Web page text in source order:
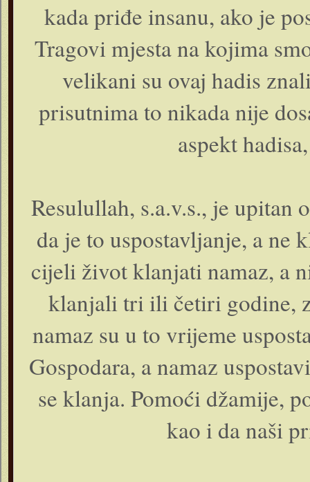
kada priđe insanu, ako je
Tragovi mjesta na kojima
velikani su ovaj hadis
prisutnima to nikada nije
aspekt
Resulullah, s.a.v.s., je upitan
da je to uspostavljanje, a ne
cijeli život klanjati namaz, a
klanjali tri ili četiri godine,
namaz su u to vrijeme
Gospodara, a namaz
se klanja. Pomoći džamije,
kao i da naši